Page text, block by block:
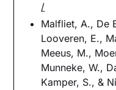
/
Malfliet, A., De
Looveren, E.,
Meeus, M.,
Munneke, W.,
Kamper, S., &